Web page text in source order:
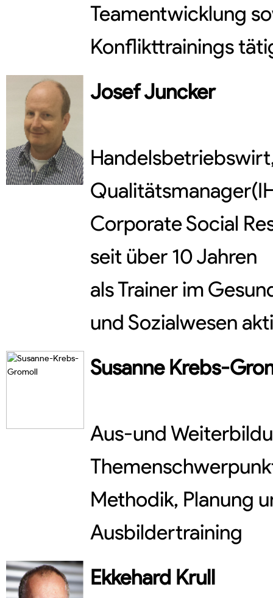
Teamentwicklung
Konflikttrainings
JosefJuncker
Corporate Social
seit über 10 Jahren
als Trainer im
und Sozialwesen
Susanne Krebs-
Aus-und
Methodik, Planung
Ausbildertraining
Ekkehard Krull